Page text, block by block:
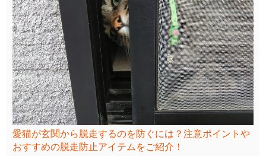
愛猫が玄関から脱走するのを防ぐには？注意ポイントや
おすすめの脱走防止アイテムをご紹介！